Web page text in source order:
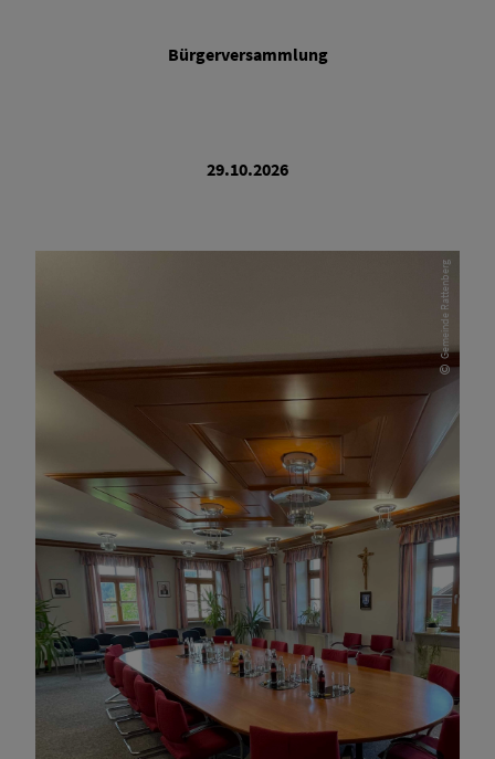
Bürgerversammlung
29.10.2026
Gemeinde Rattenberg